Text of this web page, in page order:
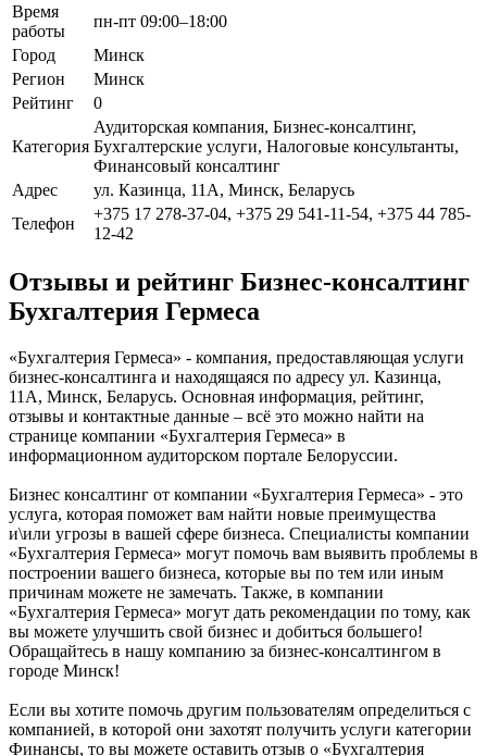
Время
работы
пн-пт 09:00–18:00
Город
Минск
Регион
Минск
Рейтинг
0
Категория
Аудиторская компания, Бизнес-консалтинг,
Бухгалтерские услуги, Налоговые консультанты,
Финансовый консалтинг
Адрес
ул. Казинца, 11А, Минск, Беларусь
Телефон
+375 17 278-37-04, +375 29 541-11-54, +375 44 785-
12-42
Отзывы и рейтинг Бизнес-консалтинг
Бухгалтерия Гермеса
«Бухгалтерия Гермеса» - компания, предоставляющая услуги
бизнес-консалтинга и находящаяся по адресу ул. Казинца,
11А, Минск, Беларусь. Основная информация, рейтинг,
отзывы и контактные данные – всё это можно найти на
странице компании «Бухгалтерия Гермеса» в
информационном аудиторском портале Белоруссии.
Бизнес консалтинг от компании «Бухгалтерия Гермеса» - это
услуга, которая поможет вам найти новые преимущества
и\или угрозы в вашей сфере бизнеса. Специалисты компании
«Бухгалтерия Гермеса» могут помочь вам выявить проблемы в
построении вашего бизнеса, которые вы по тем или иным
причинам можете не замечать. Также, в компании
«Бухгалтерия Гермеса» могут дать рекомендации по тому, как
вы можете улучшить свой бизнес и добиться большего!
Обращайтесь в нашу компанию за бизнес-консалтингом в
городе Минск!
Если вы хотите помочь другим пользователям определиться с
компанией, в которой они захотят получить услуги категории
Финансы, то вы можете оставить отзыв о «Бухгалтерия